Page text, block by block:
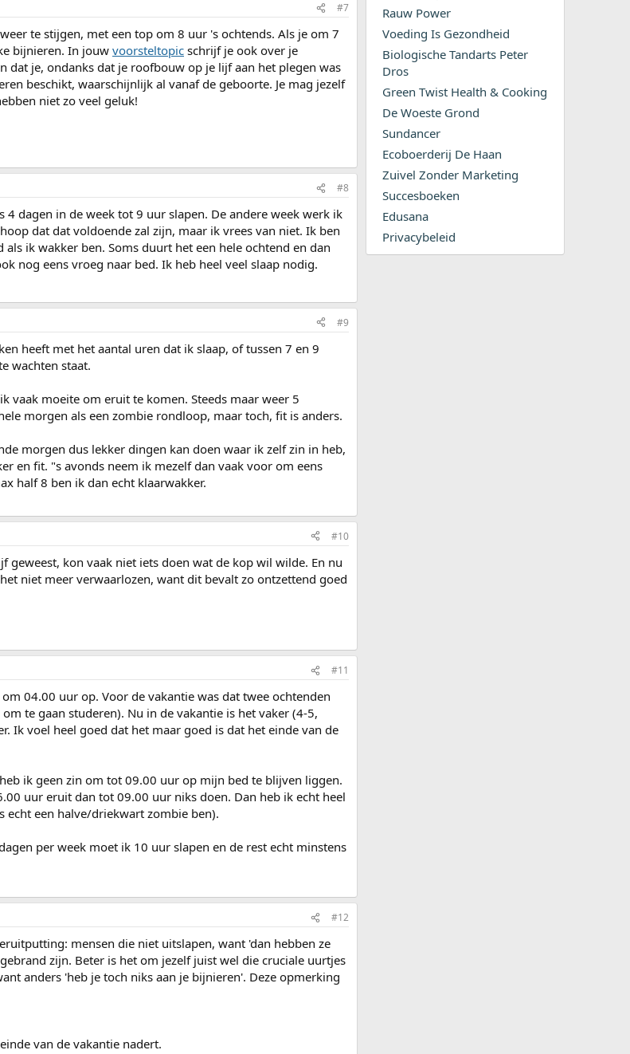
#7
te stijgen, met een top om 8 uur 's ochtends. Als je om 7
bijnieren. In jouw voorsteltopic schrijf je ook over je
dat je, ondanks dat je roofbouw op je lijf aan het plegen was
beschikt, waarschijnlijk al vanaf de geboorte. Je mag jezelf
niet zo veel geluk!
#8
dagen in de week tot 9 uur slapen. De andere week werk ik
dat dat voldoende zal zijn, maar ik vrees van niet. Ik ben
ik wakker ben. Soms duurt het een hele ochtend en dan
nog eens vroeg naar bed. Ik heb heel veel slaap nodig.
#9
heeft met het aantal uren dat ik slaap, of tussen 7 en 9
wachten staat.
vaak moeite om eruit te komen. Steeds maar weer 5
morgen als een zombie rondloop, maar toch, fit is anders.
morgen dus lekker dingen kan doen waar ik zelf zin in heb,
en fit. "s avonds neem ik mezelf dan vaak voor om eens
half 8 ben ik dan echt klaarwakker.
#10
kon vaak niet iets doen wat de kop wil wilde. En nu
niet meer verwaarlozen, want dit bevalt zo ontzettend goed
#11
04.00 uur op. Voor de vakantie was dat twee ochtenden
te gaan studeren). Nu in de vakantie is het vaker (4-5,
Ik voel heel goed dat het maar goed is dat het einde van de
ik geen zin om tot 09.00 uur op mijn bed te blijven liggen.
uur eruit dan tot 09.00 uur niks doen. Dan heb ik echt heel
een halve/driekwart zombie ben).
per week moet ik 10 uur slapen en de rest echt minstens
#12
mensen die niet uitslapen, want 'dan hebben ze
zijn. Beter is het om jezelf juist wel die cruciale uurtjes
anders 'heb je toch niks aan je bijnieren'. Deze opmerking
van de vakantie nadert.
Rauw Power
Voeding Is Gezondheid
Biologische Tandarts Peter
Dros
Green Twist Health & Cooking
De Woeste Grond
Sundancer
Ecoboerderij De Haan
Zuivel Zonder Marketing
Succesboeken
Edusana
Privacybeleid